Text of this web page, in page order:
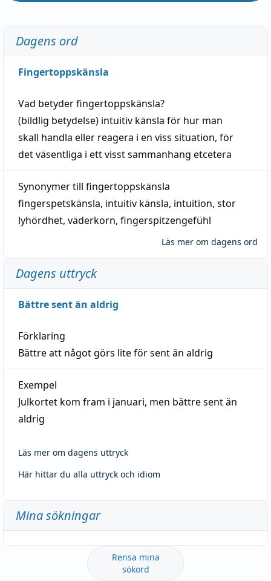
Dagens ord
Fingertoppskänsla
Vad betyderfingertoppskänsla?
(bildlig betydelse) intuitiv känsla för hur man
skall handla eller reagera i en viss situation, för
det väsentliga i ett visstsammanhang etcetera
Synonymer till fingertoppskänsla
fingerspetskänsla, intuitiv känsla, intuition, stor
lyhördhet, väderkorn, fingerspitzengefühl
Läs mer om dagens ord
Dagens uttryck
Bättre sent än aldrig
Förklaring
Bättre att något görs lite för sent än aldrig
Exempel
Julkortet kom fram i januari, men bättre sent än
aldrig
Läs mer om dagens uttryck
Här hittar du alla uttryck och idiom
Mina sökningar
Rensa mina
sökord